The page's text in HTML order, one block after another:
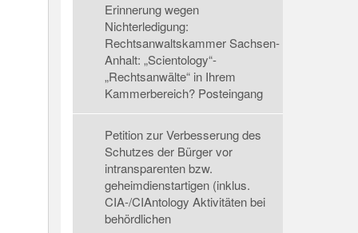
Erinnerung wegen
Nichterledigung:
Rechtsanwaltskammer Sachsen-
Anhalt: „Scientology“-
„Rechtsanwälte“ in Ihrem
Kammerbereich? Posteingang
Petition zur Verbesserung des
Schutzes der Bürger vor
intransparenten bzw.
geheimdienstartigen (inklus.
CIA-/CIAntology Aktivitäten bei
behördlichen